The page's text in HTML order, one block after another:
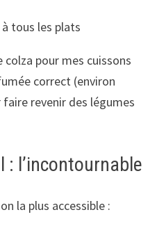
tous les plats
colza pour mes cuissons
correct (environ
revenir des légumes
: l’incontournable
la plus accessible :